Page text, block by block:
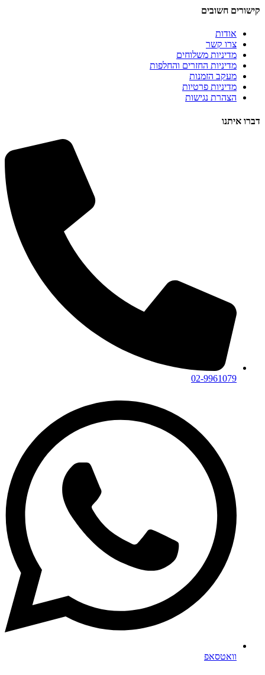
קישורים חשובים
אודות
צרו קשר
מדיניות משלוחים
מדיניות החזרים והחלפות
מעקב הזמנות
מדיניות פרטיות
הצהרת נגישות
דברו איתנו
02-9961079
וואטסאפ